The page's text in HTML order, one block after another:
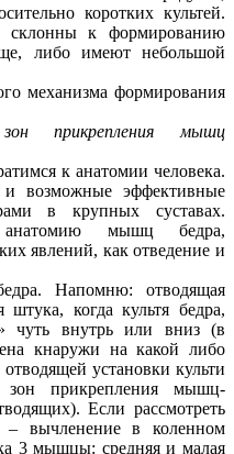
коротких культей.
склонны к формированию
либо имеют небольшой
механизма формирования
прикрепления мышц
к анатомии человека.
возможные эффективные
в крупных суставах.
анатомию мышц бедра,
явлений, как отведение и
Напомню: отводящая
штука, когда культя бедра,
чуть внутрь или вниз (в
кнаружи на какой либо
установки культи
зон прикрепления мышц-
Если рассмотреть
вычленение в коленном
3 мышцы: средняя и малая